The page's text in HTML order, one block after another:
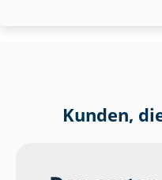
Kunden,